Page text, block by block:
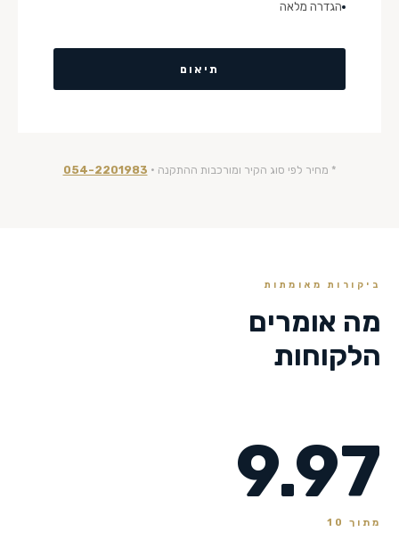
הגדרה מלאה
תיאום
* מחיר לפי סוג הקיר ומורכבות ההתקנה · 054-2201983
ביקורות מאומתות
מה אומרים
הלקוחות
9.97
מתוך 10